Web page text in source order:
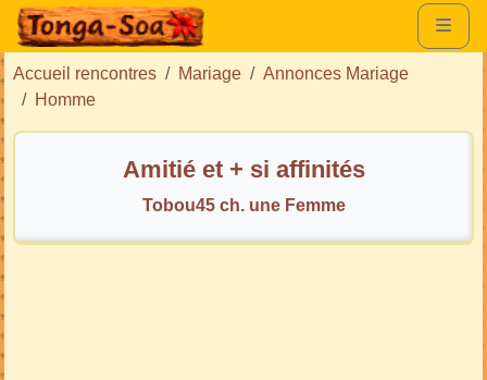
Accueil rencontres Mariage
Annonces Mariage
Homme
Amitié et + si affinités
Tobou45 ch. une Femme